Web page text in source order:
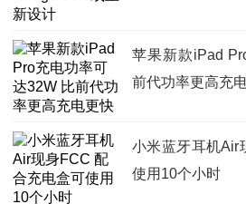
苹果新款iPad
前代功率更高充
小米蓝牙耳机Air
使用10个小时